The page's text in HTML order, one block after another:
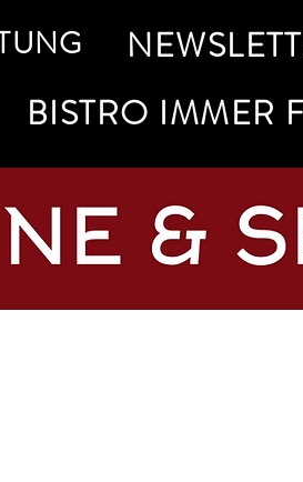
BISTRO IMMER